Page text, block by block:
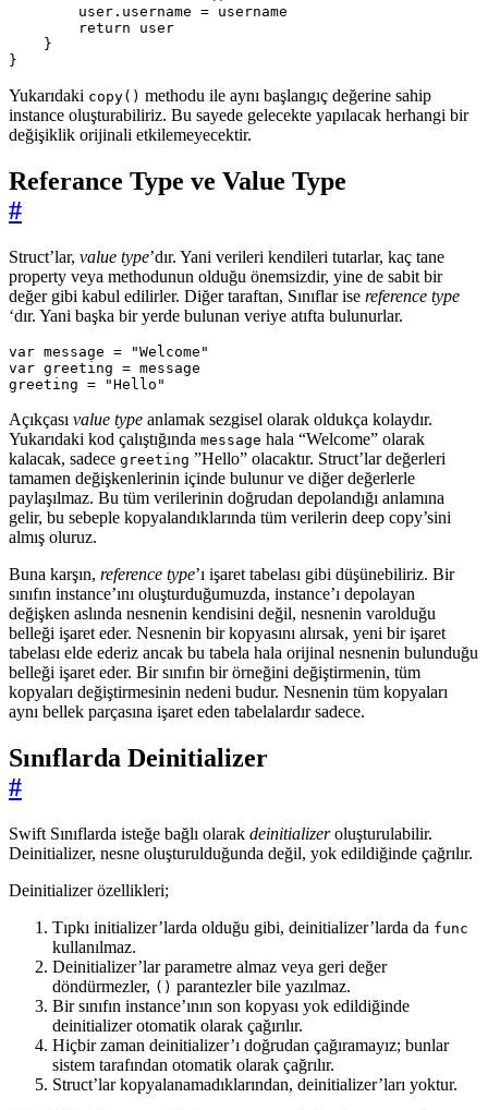
user . username = username
return
user
}
}
Yukarıdaki copy() methodu ile aynı başlangıç değerine sahip
instance oluşturabiliriz. Bu sayede gelecekte yapılacak herhangi bir
değişiklik orijinali etkilemeyecektir.
Referance Type ve Value Type
#
Struct’lar, value type’dır. Yani verileri kendileri tutarlar, kaç tane
property veya methodunun olduğu önemsizdir, yine de sabit bir
değer gibi kabul edilirler. Diğer taraftan, Sınıflar ise reference type
‘dır. Yani başka bir yerde bulunan veriye atıfta bulunurlar.
var message =
"Welcome"
var greeting = message
greeting = "Hello"
Açıkçası value type anlamak sezgisel olarak oldukça kolaydır.
Yukarıdaki kod çalıştığında message hala “Welcome” olarak
kalacak, sadece greeting ”Hello” olacaktır. Struct’lar değerleri
tamamen değişkenlerinin içinde bulunur ve diğer değerlerle
paylaşılmaz. Bu tüm verilerinin doğrudan depolandığı anlamına
gelir, bu sebeple kopyalandıklarında tüm verilerin deep copy’sini
almış oluruz.
Buna karşın, reference type’ı işaret tabelası gibi düşünebiliriz. Bir
sınıfın instance’ını oluşturduğumuzda, instance’ı depolayan
değişken aslında nesnenin kendisini değil, nesnenin varolduğu
belleği işaret eder. Nesnenin bir kopyasını alırsak, yeni bir işaret
tabelası elde ederiz ancak bu tabela hala orijinal nesnenin bulunduğu
belleği işaret eder. Bir sınıfın bir örneğini değiştirmenin, tüm
kopyaları değiştirmesinin nedeni budur. Nesnenin tüm kopyaları
aynı bellek parçasına işaret eden tabelalardır sadece.
Sınıflarda Deinitializer
#
Swift Sınıflarda isteğe bağlı olarak deinitializeroluşturulabilir.
Deinitializer, nesne oluşturulduğunda değil, yok edildiğinde çağrılır.
Deinitializer özellikleri;
Tıpkı initializer’larda olduğu gibi, deinitializer’larda da func
kullanılmaz.
Deinitializer’lar parametre almaz veya geri değer
döndürmezler, () parantezler bile yazılmaz.
Bir sınıfın instance’ının son kopyası yok edildiğinde
deinitializer otomatik olarak çağırılır.
Hiçbir zaman deinitializer’ı doğrudan çağıramayız; bunlar
sistem tarafından otomatik olarak çağrılır.
Struct’lar kopyalanamadıklarından, deinitializer’ları yoktur.